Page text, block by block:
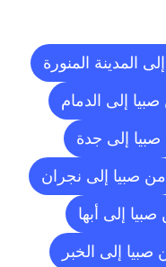
المدينة المنورة
إلى الدمام
إلى جدة
من صبيا إلى نجران
إلى أبها
صبيا إلى الخبر